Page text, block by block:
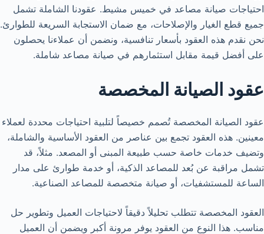
احتياجات صيانة مصاعد في خميس مشيط. عقودنا الشاملة تشمل
جميع قطع الغيار والإصلاحات، مع ضمان الاستجابة السريعة للطوارئ.
نحن نقدم هذه العقود بأسعار تنافسية، ونضمن أن عملاءنا يحصلون
على أفضل قيمة مقابل استثمارهم في صيانة مصاعد شاملة.
عقود الصيانة المخصصة
عقود الصيانة المخصصة تُصمم خصيصاً لتلبية احتياجات محددة لعملاء
معينين. هذه العقود تجمع بين عناصر من العقود الأساسية والشاملة،
وتضيف خدمات خاصة حسب طبيعة المبنى أو المصعد. مثلاً، قد
تشمل مراقبة عن بُعد للمصاعد الذكية، أو خدمة طوارئ على مدار
الساعة للمستشفيات، أو صيانة متخصصة للمصاعد الصناعية.
العقود المخصصة تتطلب تحليلاً دقيقاً لاحتياجات العميل وتطوير حل
مناسب. هذا النوع من العقود يوفر مرونة أكبر ويضمن أن العميل